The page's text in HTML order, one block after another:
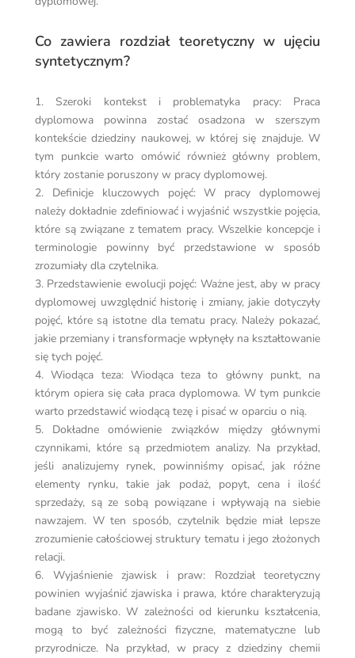
Co zawiera rozdział teoretyczny w ujęciu
syntetycznym?
1. Szeroki kontekst i problematyka pracy: Praca
dyplomowa powinna zostać osadzona w szerszym
kontekście dziedziny naukowej, w której się znajduje. W
tym punkcie warto omówić również główny problem,
który zostanie poruszony w pracy dyplomowej.
2. Definicje kluczowych pojęć: W pracy dyplomowej
należy dokładnie zdefiniować i wyjaśnić wszystkie pojęcia,
które są związane z tematem pracy. Wszelkie koncepcje i
terminologie powinny być przedstawione w sposób
zrozumiały dla czytelnika.
3. Przedstawienie ewolucji pojęć: Ważne jest, aby w pracy
dyplomowej uwzględnić historię i zmiany, jakie dotyczyły
pojęć, które są istotne dla tematu pracy. Należy pokazać,
jakie przemiany i transformacje wpłynęły na kształtowanie
się tych pojęć.
4. Wiodąca teza: Wiodąca teza to główny punkt, na
którym opiera się cała praca dyplomowa. W tym punkcie
warto przedstawić wiodącą tezę i pisać w oparciu o nią.
5. Dokładne omówienie związków między głównymi
czynnikami, które są przedmiotem analizy. Na przykład,
jeśli analizujemy rynek, powinniśmy opisać, jak różne
elementy rynku, takie jak podaż, popyt, cena i ilość
sprzedaży, są ze sobą powiązane i wpływają na siebie
nawzajem. W ten sposób, czytelnik będzie miał lepsze
zrozumienie całościowej struktury tematu i jego złożonych
relacji.
6. Wyjaśnienie zjawisk i praw: Rozdział teoretyczny
powinien wyjaśnić zjawiska i prawa, które charakteryzują
badane zjawisko. W zależności od kierunku kształcenia,
mogą to być zależności fizyczne, matematyczne lub
przyrodnicze. Na przykład, w pracy z dziedziny chemii